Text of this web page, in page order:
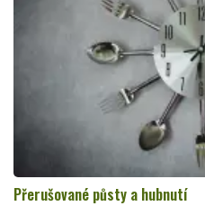
Přerušované půsty a hubnutí